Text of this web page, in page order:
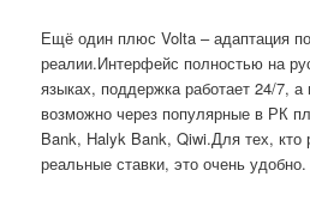
Ещё один плюс Volta – адаптация
реалии.Интерфейс полностью на
языках, поддержка работает 24/7, а
возможно через популярные в РК
Bank, Halyk Bank, Qiwi.Для тех, кто
реальные ставки, это очень удобно.